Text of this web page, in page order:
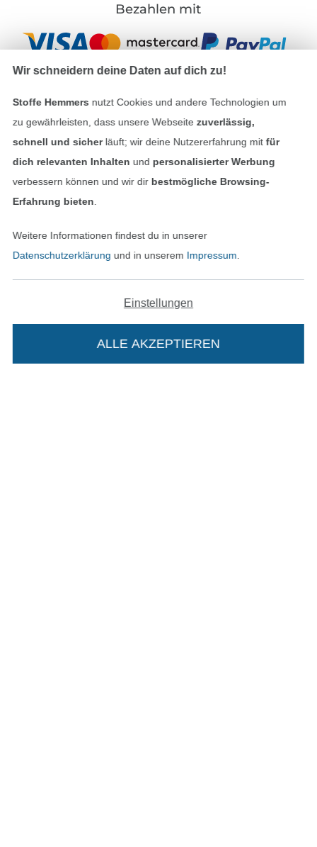
In deinen Warenkorb
Bezahlen mit
Impressum
Datenschutz
Widerrufsrecht
Wir schneidern deine Daten auf dich zu!
Stoffe Hemmers nutzt Cookies und andere Technologien um
zu gewährleisten, dass unsere Webseite zuverlässig,
schnell und sicherläuft; wir deine Nutzererfahrung mitfür
dich relevanten Inhalten und personalisierter Werbung
verbessern können und wir dir bestmögliche Browsing-
Erfahrung bieten
Weitere Informationen findest du in unserer
Datenschutzerklärung und in unserem Impressum
Einstellungen
ALLE AKZEPTIEREN